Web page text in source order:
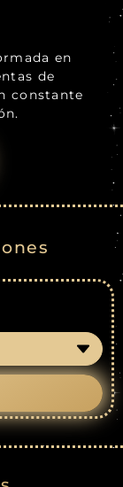
en
de
constante